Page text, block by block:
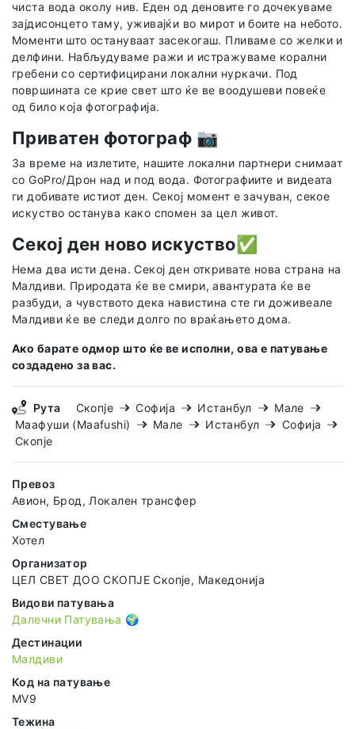
чиста вода околу нив. Еден од деновите го дочекуваме
зајдисонцето таму, уживајќи во мирот и боите на небото.
Моменти што остануваат засекогаш. Пливаме со желки и
делфини. Набљудуваме ражи и истражуваме корални
гребени со сертифицирани локални нуркачи. Под
површината се крие свет што ќе ве воодушеви повеќе
од било која фотографија.
Приватен фотограф 📷
За време на излетите, нашите локални партнери снимаат
со GoPro/Дрон над и под вода. Фотографиите и видеата
ги добивате истиот ден. Секој момент е зачуван, секое
искуство останува како спомен за цел живот.
Секој ден ново искуство✅
Нема два исти дена. Секој ден откривате нова страна на
Малдиви. Природата ќе ве смири, авантурата ќе ве
разбуди, а чувството дека навистина сте ги доживеале
Малдиви ќе ве следи долго по враќањето дома.
Ако барате одмор што ќе ве исполни, ова е патување
создадено за вас.
Рута Скопје Софија Истанбул
Мале
Маафуши (Maafushi)
Мале Истанбул
Софија
Скопје
Превоз
Авион, Брод, Локален трансфер
Сместување
Хотел
Организатор
ЦЕЛ СВЕТ ДОО СКОПЈЕ Скопје, Македонија
Видови патувања
Далечни Патувања 🌍
Дестинации
Малдиви
Код на патување
MV9
Тежина